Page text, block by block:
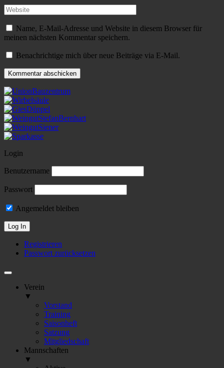
Name, E-Mail-Adresse und Website in diesem Browser für
meinen nächsten Kommentar speichern.
Benachrichtige mich über neue Beiträge via E-Mail.
Login
Benutzername
Passwort
Angemeldet bleiben
Registrieren
Passwort zurücksetzen
Verein
▼
Vorstand
Training
Saisonheft
Satzung
Mitgliedschaft
Mannschaften
▼